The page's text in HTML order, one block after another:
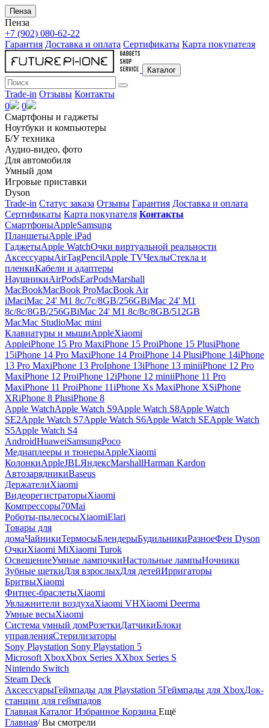
Пенза
Пенза
+7 (902) 080-62-22
Гарантия Доставка и оплата Сертификаты Карта покупателя
Каталог
Trade-in Отзывы Контакты
0
0
Смартфоны и гаджеты
Ноутбуки и компьютеры
Б/У техника
Аудио-видео, фото
Для автомобиля
Умный дом
Игровые приставки
Dyson
Trade-in Статус заказа Отзывы Гарантия Доставка и оплата
Сертификаты Карта покупателя Контакты
СмартфоныAppleSamsung
ПланшетыApple iPad
ГаджетыApple WatchОчки виртуальной реальности
АксессуарыAirTagPencilApple TVЧехлыСтекла и
пленкиКабели и адаптеры
НаушникиAirPodsEarPodsMarshall
MacBookMacBook ProMacBook Air
iMaciMac 24' M1 8c/7c/8GB/256GBiMac 24' M1
8c/8c/8GB/256GBiMac 24' M1 8c/8c/8GB/512GB
MacMac StudioMac mini
Клавиатуры и мышиAppleXiaomi
AppleiPhone 15 Pro MaxiPhone 15 ProiPhone 15 PlusiPhone
15iPhone 14 Pro MaxiPhone 14 ProiPhone 14 PlusiPhone 14iPhone
13 Pro MaxiPhone 13 ProIphone 13iPhone 13 miniiPhone 12 Pro
MaxiPhone 12 ProiPhone 12iPhone 12 miniiPhone 11 Pro
MaxiPhone 11 ProiPhone 11iPhone Xs MaxiPhone XSiPhone
XRiPhone 8 PlusiPhone 8
Apple WatchApple Watch S9Apple Watch S8Apple Watch
SE2Apple Watch S7Apple Watch S6Apple Watch SEApple Watch
S5Apple Watch S4
AndroidHuaweiSamsungPoco
Медиаплееры и тюнерыAppleXiaomi
КолонкиAppleJBLЯндексMarshallHarman Kardon
АвтозарядникиBaseus
ДержателиXiaomi
ВидеорегистраторыXiaomi
Компрессоры70Mai
Роботы-пылесосыXiaomiElari
Товары для
домаЧайникиТермосыБлендерыБудильникиРазноеФен Dyson
ОчкиXiaomi MiXiaomi Turok
ОсвещениеУмные лампочкиНастольные лампыНочники
Зубные щеткиДля взрослыхДля детейИрригаторы
БритвыXiaomi
Фитнес-браслетыXiaomi
Увлажнители воздухаXiaomi VHXiaomi Deerma
Умные весыXiaomi
Система умный домРозеткиДатчикиБлоки
управленияСтерилизаторы
Sony Playstation Sony Playstation 5
Microsoft XboxXbox Series XXbox Series S
Nintendo Switch
Steam Deck
АксессуарыГеймпады для Playstation 5Геймпады для XboxДок-
станции для геймпадов
Главная Каталог Избранное Корзина Ещё
Главная/ Вы смотрели